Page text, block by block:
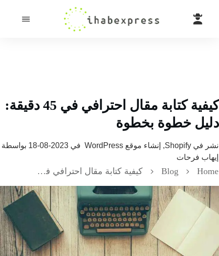
كيفية كتابة مقال احترافي في 45 دقيقة:
خطوة بخطوة
في Shopify, إنشاء موقع WordPress في 2023-08-18
بواسطة
فرحات
Blog كيفية كتابة مقال احترافي في 45 دقيقة: دليل خطوة بخطوة